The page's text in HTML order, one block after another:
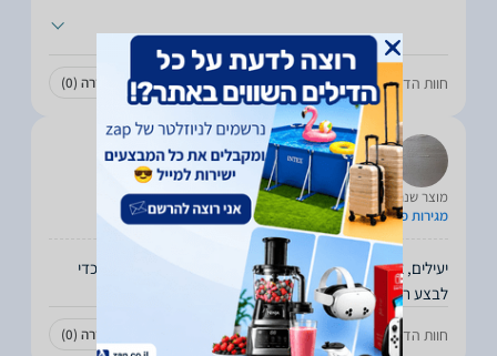
חוות הדעת עזרה לכם? עזרה(0) לא עזרה (0)
haleviz1
21.01.2016
מוצר שנרכש:
מגירות פלסטיק של כתר AA34
יעילים, אמינים ואתר אינטרנט מצויין, שומר לי את שם האתר כדי
לבצע רק מהם הזמנות
חוות הדעת עזרה לכם? לא עזרה (0)